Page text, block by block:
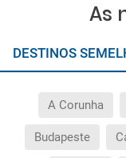
As
DESTINOS
A Corunha
Budapeste